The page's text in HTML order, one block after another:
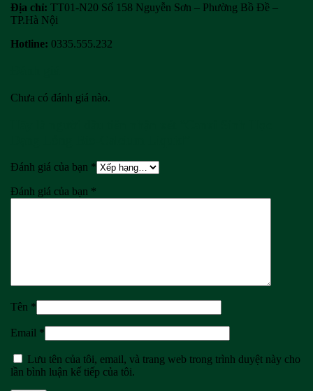
Địa chỉ: TT01-N20 Số 158 Nguyễn Sơn – Phường Bồ Đề –
TP.Hà Nội
Hotline: 0335.555.232
Chưa có đánh giá nào.
Đánh giá của bạn *
Đánh giá của bạn *
Tên *
Email *
Lưu tên của tôi, email, và trang web trong trình duyệt này cho
lần bình luận kế tiếp của tôi.